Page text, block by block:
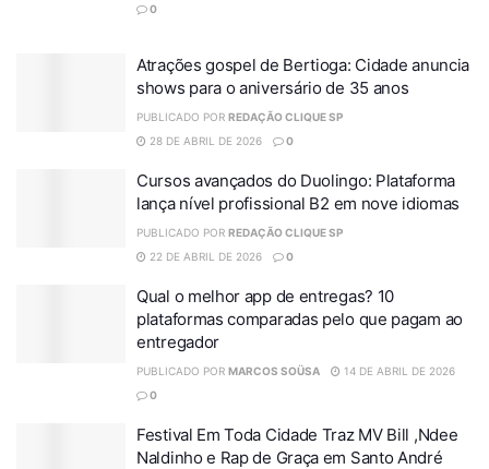
0
Atrações gospel de Bertioga: Cidade anuncia
shows para o aniversário de 35 anos
PUBLICADO POR REDAÇÃO CLIQUE SP
28 DE ABRIL DE 2026
0
Cursos avançados do Duolingo: Plataforma
lança nível profissional B2 em nove idiomas
PUBLICADO POR REDAÇÃO CLIQUE SP
22 DE ABRIL DE 2026
0
Qual o melhor app de entregas? 10
plataformas comparadas pelo que pagam ao
entregador
PUBLICADO POR MARCOS SOÜSA
14 DE ABRIL DE 2026
0
Festival Em Toda Cidade Traz MV Bill ,Ndee
Naldinho e Rap de Graça em Santo André